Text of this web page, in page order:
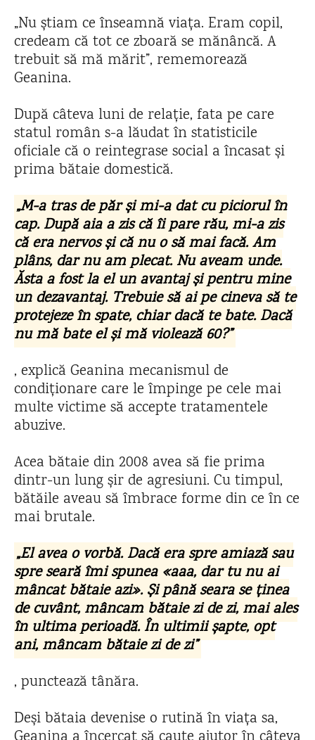
„Nu știam ce înseamnă viața. Eram copil,
credeam că tot ce zboară se mănâncă. A
trebuit să mă mărit”, rememorează
Geanina.
După câteva luni de relație, fata pe care
statul român s-a lăudat în statisticile
oficiale că o reintegrase social a încasat și
prima bătaie domestică.
„M-a tras de păr și mi-a dat cu piciorul în
cap. După aia a zis că îi pare rău, mi-a zis
că era nervos și că nu o să mai facă. Am
plâns, dar nu am plecat. Nu aveam unde.
Ăsta a fost la el un avantaj și pentru mine
un dezavantaj. Trebuie să ai pe cineva să te
protejeze în spate, chiar dacă te bate. Dacă
nu mă bate el și mă violează 60?”
, explică Geanina mecanismul de
condiționare care le împinge pe cele mai
multe victime să accepte tratamentele
abuzive.
Acea bătaie din 2008 avea să fie prima
dintr-un lung șir de agresiuni. Cu timpul,
bătăile aveau să îmbrace forme din ce în ce
mai brutale.
„El avea o vorbă. Dacă era spre amiază sau
spre seară îmi spunea «aaa, dar tu nu ai
mâncat bătaie azi». Și până seara se ținea
de cuvânt, mâncam bătaie zi de zi, mai ales
în ultima perioadă. În ultimii șapte, opt
ani, mâncam bătaie zi de zi”
, punctează tânăra.
Deși bătaia devenise o rutină în viața sa,